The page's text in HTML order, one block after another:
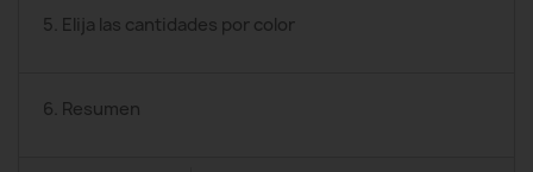
5. Elija las cantidades por color
6. Resumen